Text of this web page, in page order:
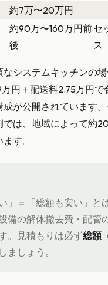
約7万〜20万円
約90万〜160万円前
後
セ
ス
システムキッチンの
円＋配送料2.75万円で
成が公開されています
では、地域によって約
す。
」＝「総額も安い」と
備の解体撤去費・配管
。見積もりは必ず総額
ましょう。